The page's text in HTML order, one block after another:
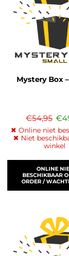
Mystery Box –
€54,95 €
✖ Online niet
✖ Niet
winkel
ONLINE
BESCHIKBAAR
ORDER /